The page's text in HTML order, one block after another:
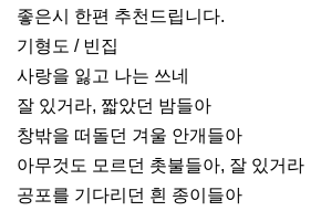
본문
좋은시 한편 추천드립니다.
기형도 / 빈집
사랑을 잃고 나는 쓰네
잘 있거라, 짧았던 밤들아
창밖을 떠돌던 겨울 안개들아
아무것도 모르던 촛불들아, 잘 있거라
공포를 기다리던 흰 종이들아